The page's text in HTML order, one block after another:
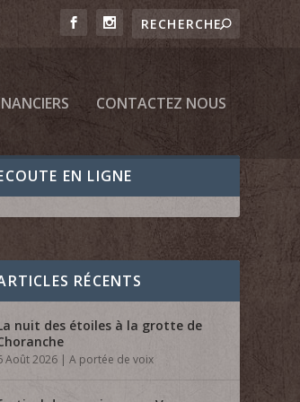
CONTACTEZ NOUS
EN LIGNE
RÉCENTS
nuit des étoiles à la grotte de
Août 2026 |A portée de voix